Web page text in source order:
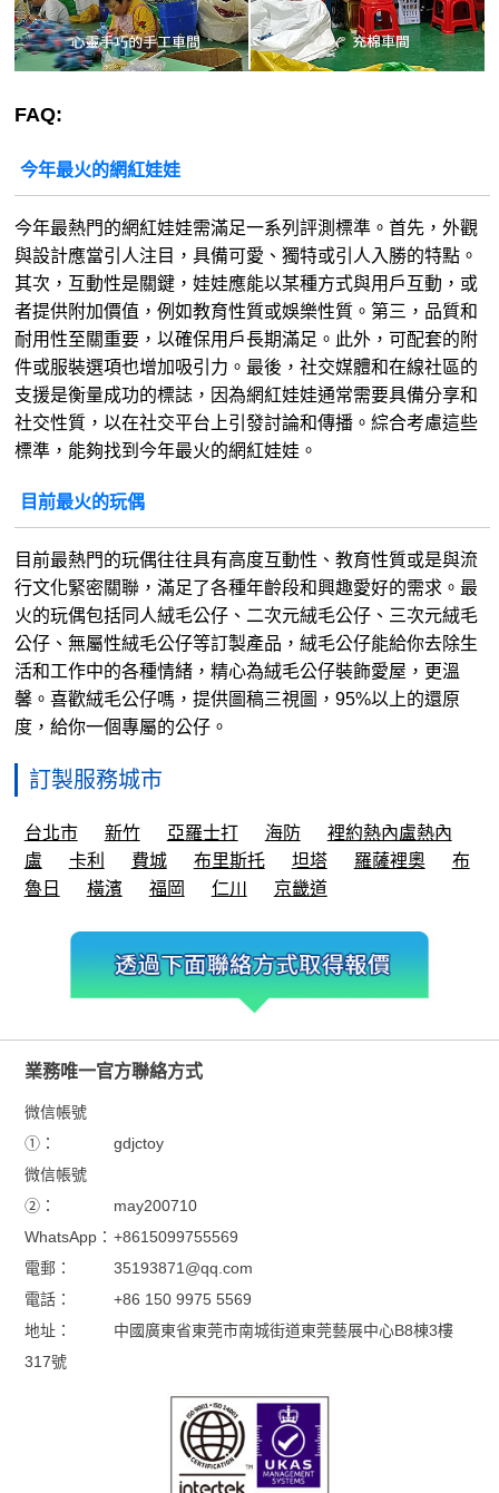
FAQ:
今年最火的網紅娃娃
今年最熱門的網紅娃娃需滿足一系列評測標準。首先，外觀
與設計應當引人注目，具備可愛、獨特或引人入勝的特點。
其次，互動性是關鍵，娃娃應能以某種方式與用戶互動，或
者提供附加價值，例如教育性質或娛樂性質。第三，品質和
耐用性至關重要，以確保用戶長期滿足。此外，可配套的附
件或服裝選項也增加吸引力。最後，社交媒體和在線社區的
支援是衡量成功的標誌，因為網紅娃娃通常需要具備分享和
社交性質，以在社交平台上引發討論和傳播。綜合考慮這些
標準，能夠找到今年最火的網紅娃娃。
目前最火的玩偶
目前最熱門的玩偶往往具有高度互動性、教育性質或是與流
行文化緊密關聯，滿足了各種年齡段和興趣愛好的需求。最
火的玩偶包括同人絨毛公仔、二次元絨毛公仔、三次元絨毛
公仔、無屬性絨毛公仔等訂製產品，絨毛公仔能給你去除生
活和工作中的各種情緒，精心為絨毛公仔裝飾愛屋，更溫
馨。喜歡絨毛公仔嗎，提供圖稿三視圖，95%以上的還原
度，給你一個專屬的公仔。
訂製服務城市
台北市 新竹 亞羅士打 海防
裡約熱內盧熱內
盧
卡利 費城 布里斯托 坦塔 羅薩裡奧
布
魯日
橫濱 福岡 仁川 京畿道
業務唯一官方聯絡方式
微信帳號
①：
gdjctoy
微信帳號
②：
may200710
WhatsApp： +8615099755569
電郵：
35193871@qq.com
電話：
+86 150 9975 5569
地址：
中國廣東省東莞市南城街道東莞藝展中心B8棟3樓
317號